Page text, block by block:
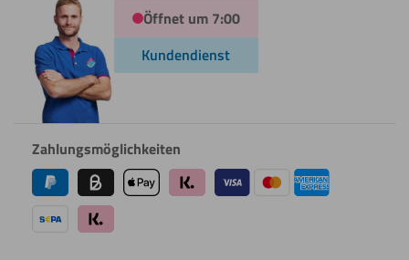
Öffnet um 7:00
Kundendienst
Zahlungsmöglichkeiten